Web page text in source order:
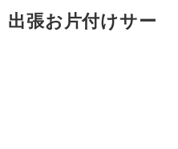
張お片付けサー